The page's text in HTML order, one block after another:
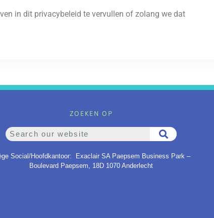
in dit privacybeleid te vervullen of zolang we dat
ZOEKEN OP
Social/Hoofdkantoor: Exaclair SA Paepsem Business Park –
Boulevard Paepsem, 18D 1070 Anderlecht